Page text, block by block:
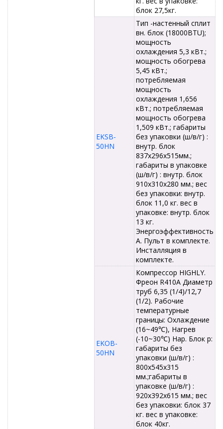
блок 27,5кг.
EKSB-
50HN
Тип -настенный сплит
вн. блок (18000BTU);
мощность
охлаждения 5,3 кВт.;
мощность обогрева
5,45 кВт.;
потребляемая
мощность
охлаждения 1,656
кВт.; потребляемая
мощность обогрева
1,509 кВт.; габариты
без упаковки (ш/в/г) :
внутр. блок
837x296x515мм.;
габариты в упаковке
(ш/в/г) : внутр. блок
910x310x280 мм.; вес
без упаковки: внутр.
блок 11,0 кг. вес в
упаковке: внутр. блок
13 кг.
Энергоэффективность
А. Пульт в комплекте.
Инсталляция в
комплекте.
EKOB-
50HN
Компрессор HIGHLY.
Фреон R410A Диаметр
труб 6,35 (1/4)/12,7
(1/2). Рабочие
температурные
границы: Охлаждение
(16~49℃), Нагрев
(-10~30℃) Нар. Блок р:
габариты без
упаковки (ш/в/г) :
800x545x315
мм.;габариты в
упаковке (ш/в/г) :
920x392x615 мм.; вес
без упаковки: блок 37
кг. вес в упаковке:
блок 40кг.